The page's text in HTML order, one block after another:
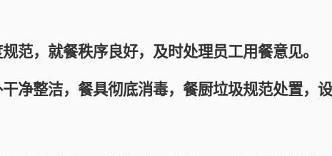
，就餐秩序良好，及时处理员工用餐意见。
整洁，餐具彻底消毒，餐厨垃圾规范处置，